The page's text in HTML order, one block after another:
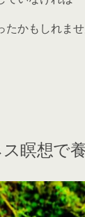
かもしれませ
瞑想で